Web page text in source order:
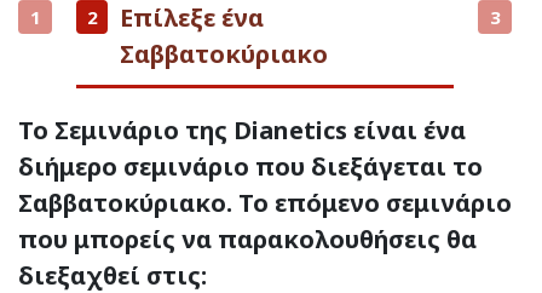
1 2
Επίλεξε ένα
Σαββατοκύριακο
3
Το Σεμινάριο της Dianetics είναι ένα
διήμερο σεμινάριο που διεξάγεται το
Σαββατοκύριακο. Το επόμενο σεμινάριο
που μπορείς να παρακολουθήσεις θα
διεξαχθεί στις: